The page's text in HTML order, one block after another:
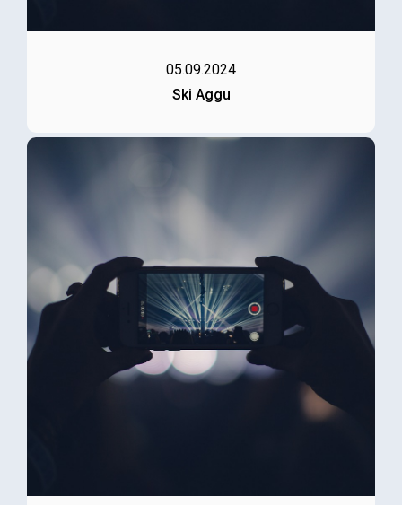
05.09.2024
Ski Aggu